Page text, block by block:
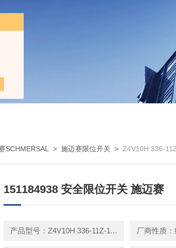
SCHMERSAL >施迈赛限位开关 > Z4V10H 336-11Z-
151184938 安全限位开关 施迈赛
产品型号：Z4V10H 336-11Z-1183 厂商性质